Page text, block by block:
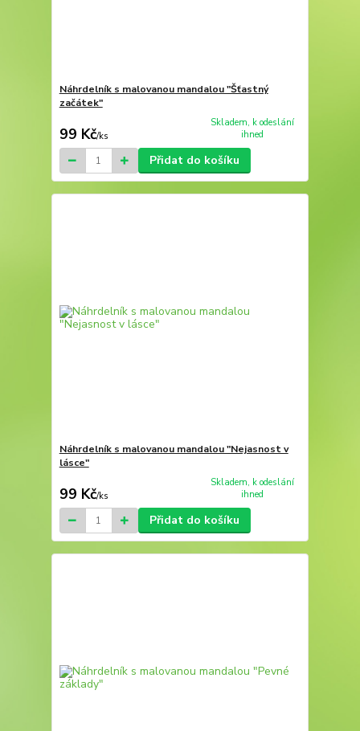
Náhrdelník s malovanou mandalou "Šťastný
začátek"
99 Kč/ks
Skladem, k odeslání
ihned
Přidat do košíku
Náhrdelník s malovanou mandalou "Nejasnost v
lásce"
99 Kč/ks
Skladem, k odeslání
ihned
Přidat do košíku